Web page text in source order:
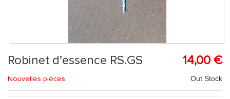
Robinet d’essence RS.GS 14,00 €
Nouvelles pièces Out Stock